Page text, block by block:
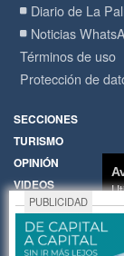
Diario de La
Noticias
Términos de uso
Protección de
SECCIONES
TURISMO
OPINIÓN
VIDEOS
Política de Cookies
Encuestas
PUBLICIDAD